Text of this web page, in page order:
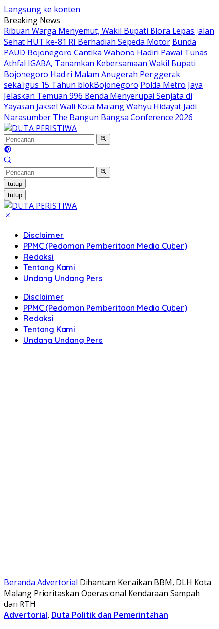
Langsung ke konten
Breaking News
Ribuan Warga Menyemut, Wakil Bupati Blora Lepas Jalan
Sehat HUT ke-81 RI Berhadiah Sepeda Motor Bunda
PAUD Bojonegoro Cantika Wahono Hadiri Pawai Tunas
Athfal IGABA, Tanamkan Kebersamaan Wakil Bupati
Bojonegoro Hadiri Malam Anugerah Penggerak
sekaligus 15 Tahun blokBojonegoro Polda Metro Jaya
Jelaskan Temuan 996 Benda Menyerupai Senjata di
Yayasan Jaksel Wali Kota Malang Wahyu Hidayat Jadi
Narasumber The Bangun Bangsa Conference 2026
tutup
tutup
Disclaimer
PPMC (Pedoman Pemberitaan Media Cyber)
Redaksi
Tentang Kami
Undang Undang Pers
Disclaimer
PPMC (Pedoman Pemberitaan Media Cyber)
Redaksi
Tentang Kami
Undang Undang Pers
Beranda Advertorial Dihantam Kenaikan BBM, DLH Kota
Malang Prioritaskan Operasional Kendaraan Sampah
dan RTH
Advertorial, Duta Politik dan Pemerintahan